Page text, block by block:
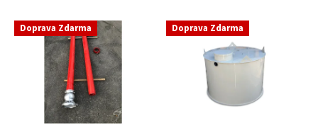
V Doprava Zdarma Doprava Zdarma